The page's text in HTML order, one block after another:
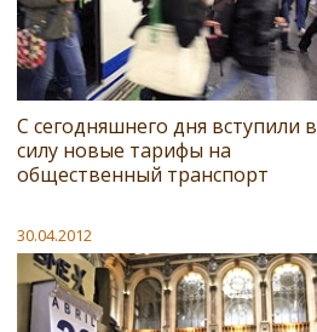
С сегодняшнего дня вступили в
силу новые тарифы на
общественный транспорт
30.04.2012